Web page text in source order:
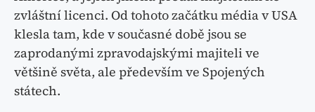
zvláštní licenci. Od tohoto začátku média v USA
klesla tam, kde v současné době jsou se
zaprodanými zpravodajskými majiteli ve
většině světa, ale především ve Spojených
státech.